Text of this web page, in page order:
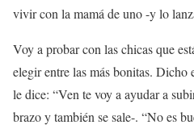
vivir con la mamá de uno -y lo
Voy a probar con las chicas que
elegir entre las más bonitas. Dicho
le dice: “Ven te voy a ayudar a
brazo y también se sale-. “No es